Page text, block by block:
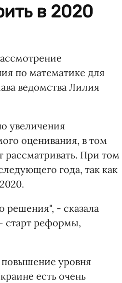
в 2020
по математике для
ведомства Лилия
увеличения
оценивания, в том
рассматривать. При том
года, так как
решения", - сказала
старт реформы,
повышение уровня
есть очень